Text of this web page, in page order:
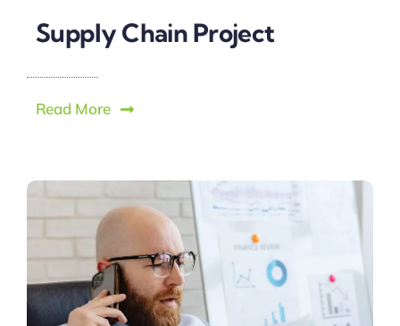
Supply Chain Project
Read More